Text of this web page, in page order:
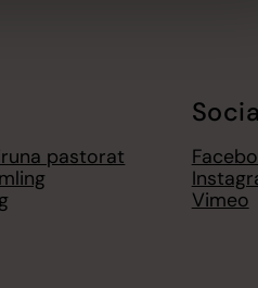
pastorat
Vimeo